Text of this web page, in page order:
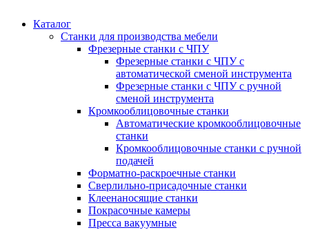
Каталог
Станки для производства мебели
Фрезерные станки с ЧПУ
Фрезерные станки с ЧПУ с
автоматической сменой инструмента
Фрезерные станки с ЧПУ с ручной
сменой инструмента
Кромкооблицовочные станки
Автоматические кромкооблицовочные
станки
Кромкооблицовочные станки с ручной
подачей
Форматно-раскроечные станки
Сверлильно-присадочные станки
Клеенаносящие станки
Покрасочные камеры
Пресса вакуумные